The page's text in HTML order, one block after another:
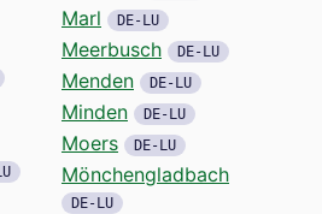
Marl DE-LU
Meerbusch DE-LU
Menden DE-LU
Minden DE-LU
Moers DE-LU
Mönchengladbach
DE-LU